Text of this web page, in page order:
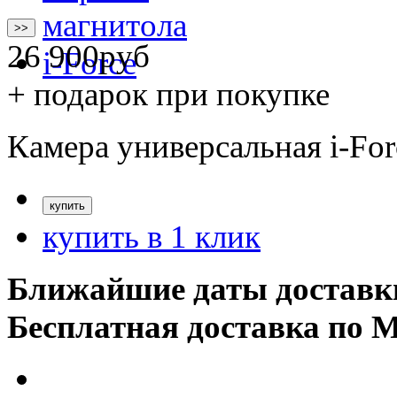
>>
26 900руб
+ подарок при покупке
Камера универсальная i-
купить в 1 клик
Ближайшие даты
Бесплатная доставка по